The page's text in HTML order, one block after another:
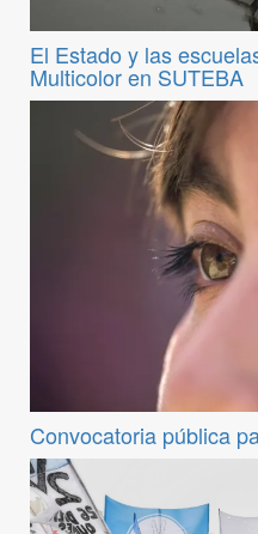
El Estado y las
Multicolor en SUTEBA
Convocatoria pública